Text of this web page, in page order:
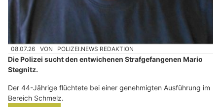
08.07.26 VON POLIZEI.NEWS REDAKTION
Die Polizei sucht den entwichenen Strafgefangenen Mario
Stegnitz.
Der 44-Jährige flüchtete bei einer genehmigten Ausführung im
Bereich Schmelz.